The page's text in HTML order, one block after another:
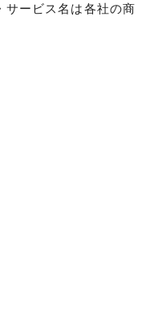
ービス名は各社の商